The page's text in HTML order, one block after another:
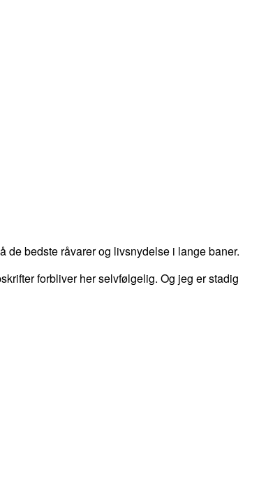
bedste råvarer og livsnydelse i lange baner.
forbliver her selvfølgelig. Og jeg er stadig